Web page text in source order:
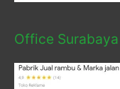
Office Surabaya